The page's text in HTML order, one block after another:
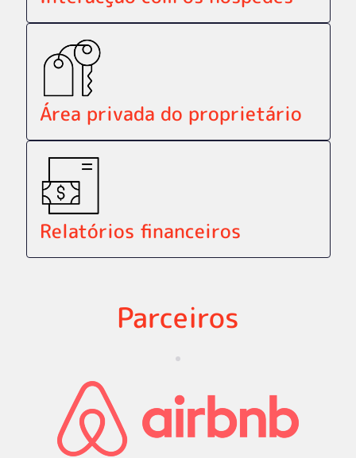
Área privada do proprietário
Relatórios financeiros
Parceiros